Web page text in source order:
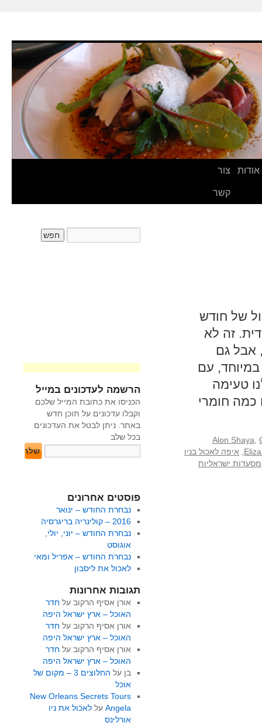
אודות צור
קשר
של חודש
זה לא
אבל גם
במיוחד, עם
טעימה
כמה חומרי
Alon Shaya
איפה לאכול בניו
מסעדות ישראליות
הרשמה לעדכונים במייל
הכניסו את כתובת המייל שלכם
וקבלו עדכונים על תוכן חדש
באתר. ניתן לבטל את העדכונים
בכל שלב
פוסטים אחרונים
נבחרת החודש – ינואר
2016 – קולינריה בריגרסיה
נבחרת החודש – יוני, יולי,
אוגוסט
נבחרת החודש – אפריל ומאי
לאכול את ליסבון
תגובות אחרונות
אורן אסיף הרקוב על חדר
האוכל – ארץ ישראל היפה
אורן אסיף הרקוב על חדר
האוכל – ארץ ישראל היפה
אורן אסיף הרקוב על חדר
האוכל – ארץ ישראל היפה
בן על
החלוצים 3 – מקום של
אוכל
New Orleans Secrets Tours
Angelaעל לאכול את ניו
אורלינס